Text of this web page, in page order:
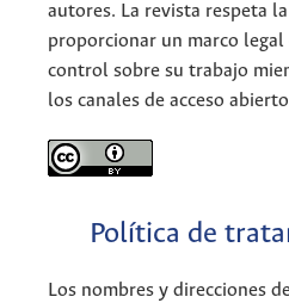
autores. La revista respeta
proporcionar un marco
control sobre su trabajo
los canales de acceso
Política de
Los nombres y direcciones